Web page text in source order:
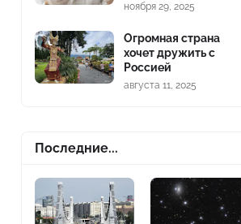
ноября 29, 2025
Огромная страна
хочет дружить с
Россией
августа 11, 2025
Последние...